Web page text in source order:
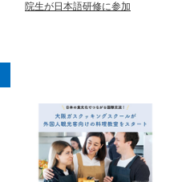
院生が日本語研修に参加